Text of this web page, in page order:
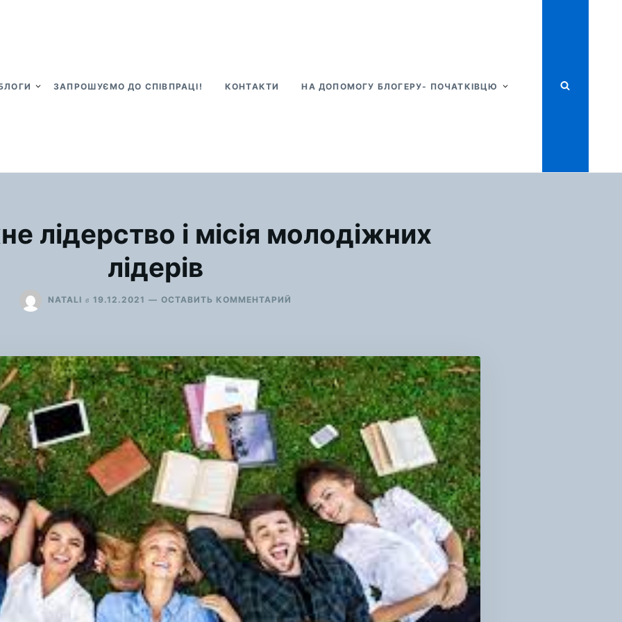
ЗАПРОШУЄМО ДО СПІВПРАЦІ! КОНТАКТИ НА ДОПОМОГУ БЛОГЕРУ- ПОЧАТКІВЦЮ
лідерство і місія молодіжних
лідерів
NATALI в 19.12.2021 ОСТАВИТЬ КОММЕНТАРИЙ
МОЛОДІЖНИХ
ЛІДЕРІВ